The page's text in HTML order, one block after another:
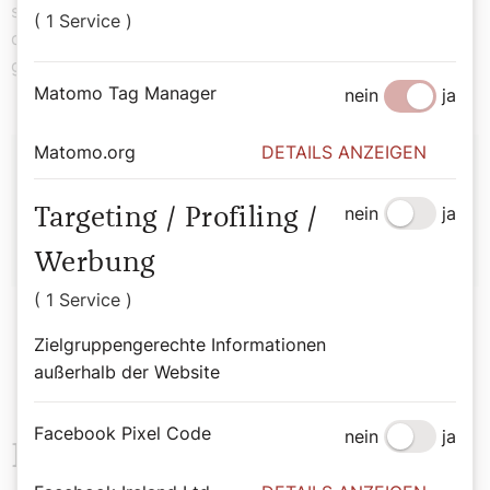
sondern ein Festessen, ein richtiges Gelage – bei dem
derjenige, der zu viel und zu laut zirpt, einfach
geknebelt und gefesselt wird …
Autor:
Hirtenhund
Das könnte Sie auch
( 1 Service )
Matomo Tag Manager nein ja
Matomo.org DETAILS ANZEIGEN
Targeting / Profiling /
Werbung
( 1 Service )
Zielgruppengerechte Informationen
außerhalb der Website
nein ja
Facebook Pixel Code nein ja